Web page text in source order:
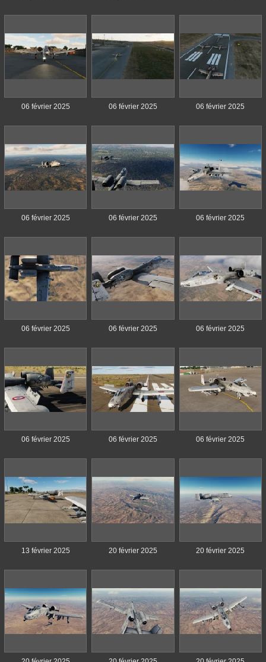
06 février 2025 06 février 2025 06 février 2025
06 février 2025 06 février 2025 06 février 2025
06 février 2025 06 février 2025 06 février 2025
06 février 2025 06 février 2025 06 février 2025
13 février 2025 20 février 2025 20 février 2025